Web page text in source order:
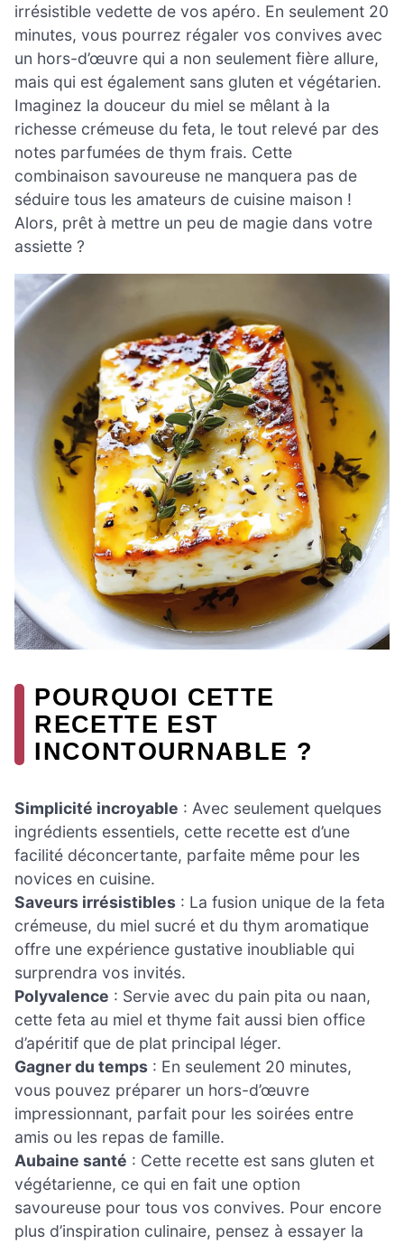
irrésistible vedette de vos apéro. En seulement 20
minutes, vous pourrez régaler vos convives avec
un hors-d’œuvre qui a non seulement fière allure,
mais qui est également sans gluten et végétarien.
Imaginez la douceur du miel se mêlant à la
richesse crémeuse du feta, le tout relevé par des
notes parfumées de thym frais. Cette
combinaison savoureuse ne manquera pas de
séduire tous les amateurs de cuisine maison !
Alors, prêt à mettre un peu de magie dans votre
assiette ?
POURQUOI CETTE
RECETTE EST
INCONTOURNABLE ?
Simplicité incroyable : Avec seulement quelques
ingrédients essentiels, cette recette est d’une
facilité déconcertante, parfaite même pour les
novices en cuisine.
Saveurs irrésistibles : La fusion unique de la feta
crémeuse, du miel sucré et du thym aromatique
offre une expérience gustative inoubliable qui
surprendra vos invités.
Polyvalence : Servie avec du pain pita ou naan,
cette feta au miel et thyme fait aussi bien office
d’apéritif que de plat principal léger.
Gagner du temps : En seulement 20 minutes,
vous pouvez préparer un hors-d’œuvre
impressionnant, parfait pour les soirées entre
amis ou les repas de famille.
Aubaine santé : Cette recette est sans gluten et
végétarienne, ce qui en fait une option
savoureuse pour tous vos convives. Pour encore
plus d’inspiration culinaire, pensez à essayer la